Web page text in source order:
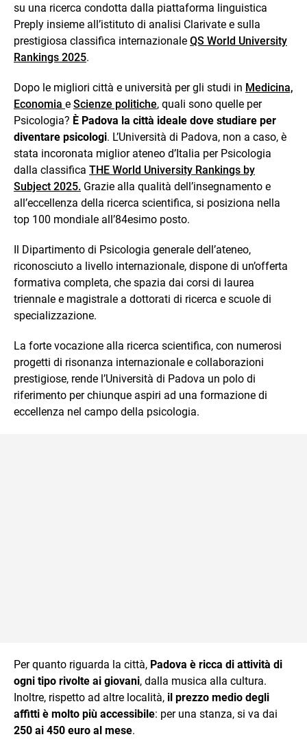
su una ricerca condotta dalla piattaforma linguistica
Preply insieme all’istituto di analisi Clarivate e sulla
prestigiosa classifica internazionale QS World University
Rankings 2025.
Dopo le migliori città e università per gli studi in Medicina,
Economia e Scienze politiche, quali sono quelle per
Psicologia? È Padova la città ideale dove studiare per
diventare psicologi. L’Università di Padova, non a caso, è
stata incoronata miglior ateneo d’Italia per Psicologia
dalla classifica THE World University Rankings by
Subject 2025. Grazie alla qualità dell’insegnamento e
all’eccellenza della ricerca scientifica, si posiziona nella
top 100 mondiale all’84esimo posto.
Il Dipartimento di Psicologia generale dell’ateneo,
riconosciuto a livello internazionale, dispone di un’offerta
formativa completa, che spazia dai corsi di laurea
triennale e magistrale a dottorati di ricerca e scuole di
specializzazione.
La forte vocazione alla ricerca scientifica, con numerosi
progetti di risonanza internazionale e collaborazioni
prestigiose, rende l’Università di Padova un polo di
riferimento per chiunque aspiri ad una formazione di
eccellenza nel campo della psicologia.
Per quanto riguarda la città, Padova è ricca di attività di
ogni tipo rivolte ai giovani, dalla musica alla cultura.
Inoltre, rispetto ad altre località, il prezzo medio degli
affitti è molto più accessibile: per una stanza, si va dai
250 ai 450 euro al mese.